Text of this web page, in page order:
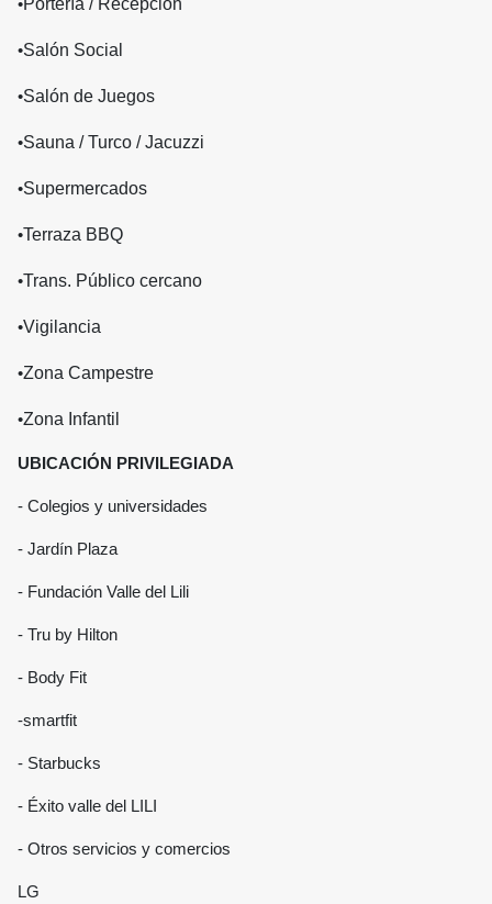
•Portería / Recepción
•Salón Social
•Salón de Juegos
•Sauna / Turco / Jacuzzi
•Supermercados
•Terraza BBQ
•Trans. Público cercano
•Vigilancia
•Zona Campestre
•Zona Infantil
UBICACIÓN PRIVILEGIADA
- Colegios y universidades
- Jardín Plaza
- Fundación Valle del Lili
- Tru by Hilton
- Body Fit
-smartfit
- Starbucks
- Éxito valle del LILI
- Otros servicios y comercios
LG